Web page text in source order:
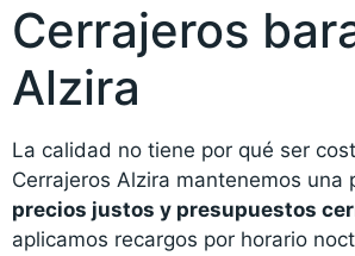
Cerrajeros
Alzira
La calidad no tiene por qué ser
Cerrajeros Alzira mantenemos una
precios justos y presupuestos
aplicamos recargos por horario